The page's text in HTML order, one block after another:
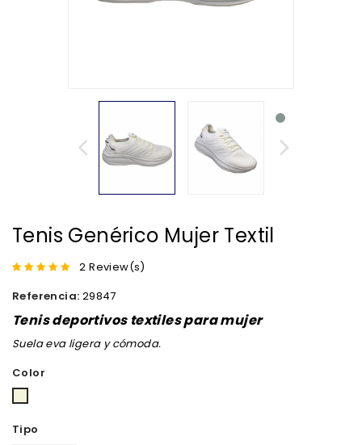
Tenis Genérico Mujer Textil
2 Review(s)
Referencia: 29847
Tenis deportivos textiles para mujer
Suela eva ligera y cómoda.
Color
Beige
Tipo